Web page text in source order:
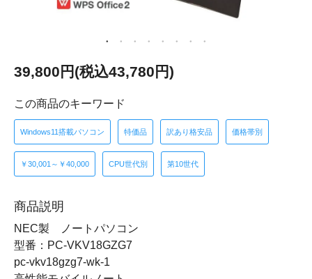
39,800円(税込43,780円)
この商品のキーワード
Windows11搭載パソコン 特価品 訳あり格安品 価格帯別
￥30,001～￥40,000 CPU世代別 第10世代
商品説明
NEC製 ノートパソコン
型番：PC-VKV18GZG7
pc-vkv18gzg7-wk-1